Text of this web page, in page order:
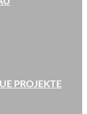
PROJEKTE